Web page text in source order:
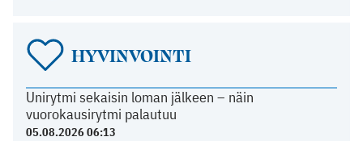
HYVINVOINTI
Unirytmi sekaisin loman jälkeen – näin
vuorokausirytmi palautuu
05.08.2026 06:13